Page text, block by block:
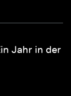
Jahr in der